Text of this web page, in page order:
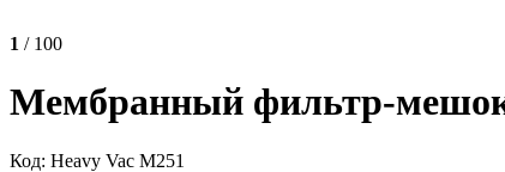
1 / 100
Мембранный фильтр-мешок
Код: Heavy Vac M251